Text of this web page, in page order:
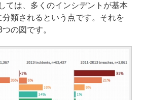
ては、多くのインシデントが基本
類されるという点です。それを
の図です。